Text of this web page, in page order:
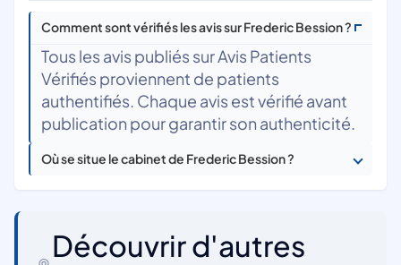
Comment sont vérifiés les avis sur Frederic Bession ?
Tous les avis publiés sur Avis Patients
Vérifiés proviennent de patients
authentifiés. Chaque avis est vérifié avant
publication pour garantir son authenticité.
Où se situe le cabinet de Frederic Bession ?
Découvrir d'autres